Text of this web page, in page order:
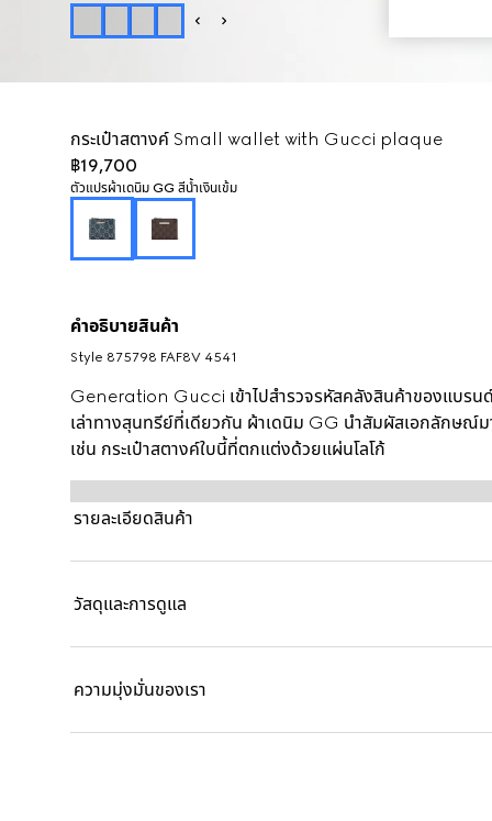
กระเป๋าสตางค์ Small wallet with Gucci plaque
฿19,700
ตัวแปรผ้าเดนิม GG สีน้ำเงินเข้ม
คำอธิบายสินค้า
Style ‎875798 FAF8V 4541
Generation Gucci เข้าไปสำรวจรหัสคลังสินค้าของแบรน
เล่าทางสุนทรีย์ที่เดียวกัน ผ้าเดนิม GG นำสัมผัสเอกลักษณ์
เช่น กระเป๋าสตางค์ใบนี้ที่ตกแต่งด้วยแผ่นโลโก้
รายละเอียดสินค้า
วัสดุและการดูแล
ความมุ่งมั่นของเรา